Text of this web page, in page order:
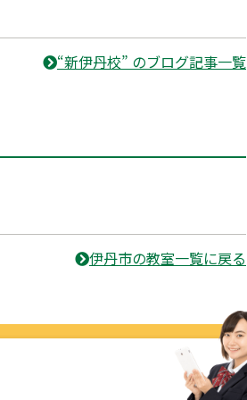
“新伊丹校” のブログ記事一覧
伊丹市の教室一覧に戻る